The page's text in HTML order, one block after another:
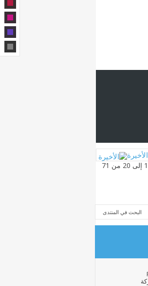
الأخيرة
البحث في المنتدى